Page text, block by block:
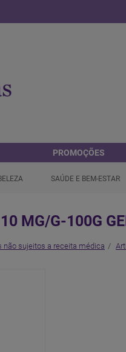
PROMOÇÕES
SAÚDE E BEM-ESTAR
MG/G-100G
não sujeitos a receita médica